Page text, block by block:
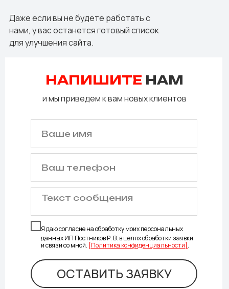
и мы приведем к вам новых клиентов
НАПИШИТЕ НАМ
Я даю согласие на обработку моих персональных
данных ИП Постников Р. В. в целях обработки заявки
и связи со мной. [Политика конфиденциальности] .
ОСТАВИТЬ ЗАЯВКУ
Даже если вы не будете работать с
нами, у вас останется готовый список
для улучшения сайта.